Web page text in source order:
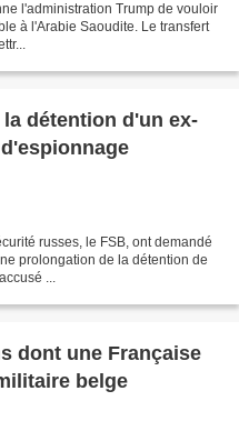
l'administration Trump de vouloir
à l'Arabie Saoudite. Le transfert
détention d'un ex-
russes, le FSB, ont demandé
prolongation de la détention de
...
dont une Française
belge